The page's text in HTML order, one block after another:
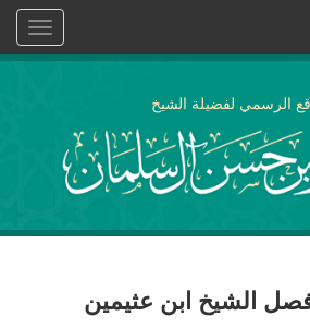
Toggle
الرسمي لفضيلة الشيخ
فصل الشيخ ابن عثيمين